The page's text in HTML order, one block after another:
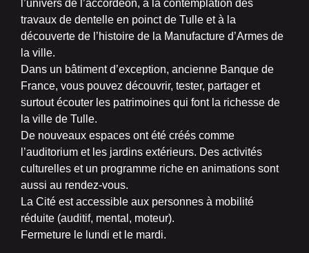
l’univers de l’accordéon, à la contemplation des
travaux de dentelle en poinct de Tulle et à la
découverte de l’histoire de la Manufacture d’Armes de
la ville.
Dans un bâtiment d’exception, ancienne Banque de
France, vous pouvez découvrir, tester, partager et
surtout écouter les patrimoines qui font la richesse de
la ville de Tulle.
De nouveaux espaces ont été créés comme
l’auditorium et les jardins extérieurs. Des activités
culturelles et un programme riche en animations sont
aussi au rendez-vous.
La Cité est accessible aux personnes à mobilité
réduite (auditif, mental, moteur).
Fermeture le lundi et le mardi.